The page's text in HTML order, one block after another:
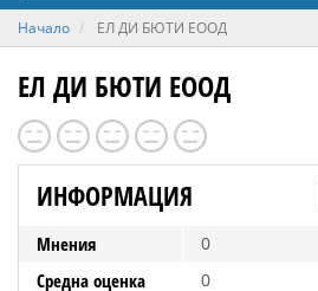
Начало ЕЛ ДИ БЮТИ ЕООД
ЕЛ ДИ БЮТИ ЕООД
ИНФОРМАЦИЯ
Мнения 0
Средна оценка 0